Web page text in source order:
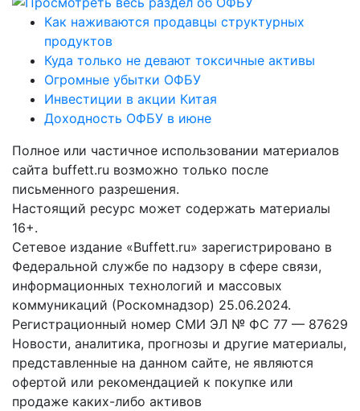
Как наживаются продавцы структурных
продуктов
Куда только не девают токсичные активы
Огромные убытки ОФБУ
Инвестиции в акции Китая
Доходность ОФБУ в июне
Полное или частичное использовании материалов
сайта buffett.ru возможно только после
письменного разрешения.
Настоящий ресурс может содержать материалы
16+.
Сетевое издание «Buffett.ru» зарегистрировано в
Федеральной службе по надзору в сфере связи,
информационных технологий и массовых
коммуникаций (Роскомнадзор) 25.06.2024.
Регистрационный номер СМИ ЭЛ № ФС 77 — 87629
Новости, аналитика, прогнозы и другие материалы,
представленные на данном сайте, не являются
офертой или рекомендацией к покупке или
продаже каких-либо активов